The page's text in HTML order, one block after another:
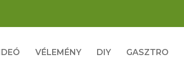
VÉLEMÉNY DIY GASZTRO